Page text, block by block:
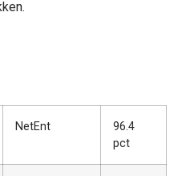
NetEnt
96.4
pct